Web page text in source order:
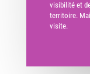
visibilité et
territoire.
visite.